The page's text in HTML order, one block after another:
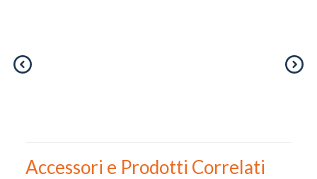
Accessori e Prodotti Correlati